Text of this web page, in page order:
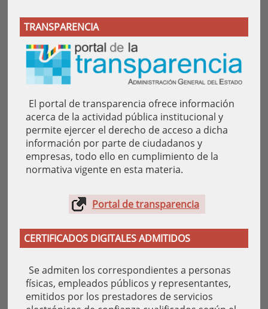
TRANSPARENCIA
El portal de transparencia ofrece información
acerca de la actividad pública institucional y
permite ejercer el derecho de acceso a dicha
información por parte de ciudadanos y
empresas, todo ello en cumplimiento de la
normativa vigente en esta materia.
Portal de transparencia
CERTIFICADOS DIGITALES ADMITIDOS
Se admiten los correspondientes a personas
físicas, empleados públicos y representantes,
emitidos por los prestadores de servicios